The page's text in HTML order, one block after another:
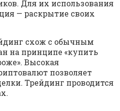
Для их использования
— раскрытие своих
схож с обычным
на принципе «купить
Высокая
позволяет
Трейдинг проводится